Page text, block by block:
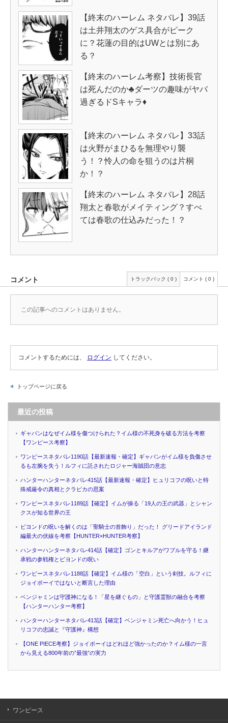
【終末のハーレム ネタバレ】39話
は土井翔太のゲス具合がピーク
に？花蓮の目的はUWとは別にあ
る？
【終末のハーレム考察】技術長官
は死んだのか♣ダーツの趣味がヤバ
過ぎるドSキャラ♦
【終末のハーレム ネタバレ】33話
は火野がまひるを無理やり襲
う！？怜人の命を狙うのは片桐
か！？
【終末のハーレム ネタバレ】28話
翔太と春歌がメイティング？すべ
ては春歌の仕込みだった！？
コメント トラックバック ( 0 ) コメント ( 0 )
この記事へのコメントはありません。
コメントするためには、 ログイン してください。
トップページに戻る
最近の投稿
ギャバンはなぜイム様を傷つけられた？イム様の不死身を破る方法を考察
【ワンピース考察】
ワンピースネタバレ1190話【最新速報・確定】ギャバンがイム様を負傷させ
るも左腕を失う！ルフィに託されたロジャー海賊団の意志
ハンターハンターネタバレ415話【最新速報・確定】ヒュリコフの呪いと特
殊戒厳令の真相とクラピカの思案
ワンピースネタバレ1189話【確定】イムが操る「19人の王の武器」とシャン
クスが知る世界の王
ビヨンドの呪いを解くのは「聖騎士の首飾り」だった！ グリードアイランド
編最大の伏線を考察【HUNTER×HUNTER考察】
ハンターハンターネタバレ414話【確定】ゴンとキルアがワブルを守る！継
承戦の参戦権とビヨンドの呪い
ワンピースネタバレ1188話【確定】イム様の「空白」という剣技。ルフィに
ジョイボーイではないと断言した理由
ベンジャミンは守護神になる！「星を継ぐもの」と守護霊獣の融合を考察
【ハンターハンター考察】
ハンターハンターネタバレ413話【確定】ベンジャミン死亡へ向かう！ヒュ
リコフの忠誠と『守護神』構想
【ONE PIECE考察】ジョイボーイはどれほど強かったのか？イム様の一言
から見える800年前の”最強”の実力
ワンピース